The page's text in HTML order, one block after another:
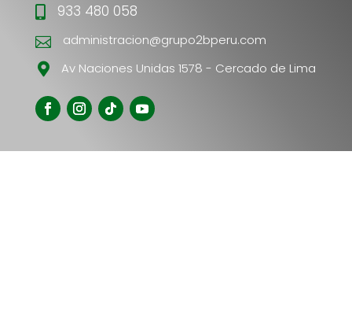
 933 480 058

administracion@grupo2bperu.com

Av Naciones Unidas 1578 - Cercado de Lima